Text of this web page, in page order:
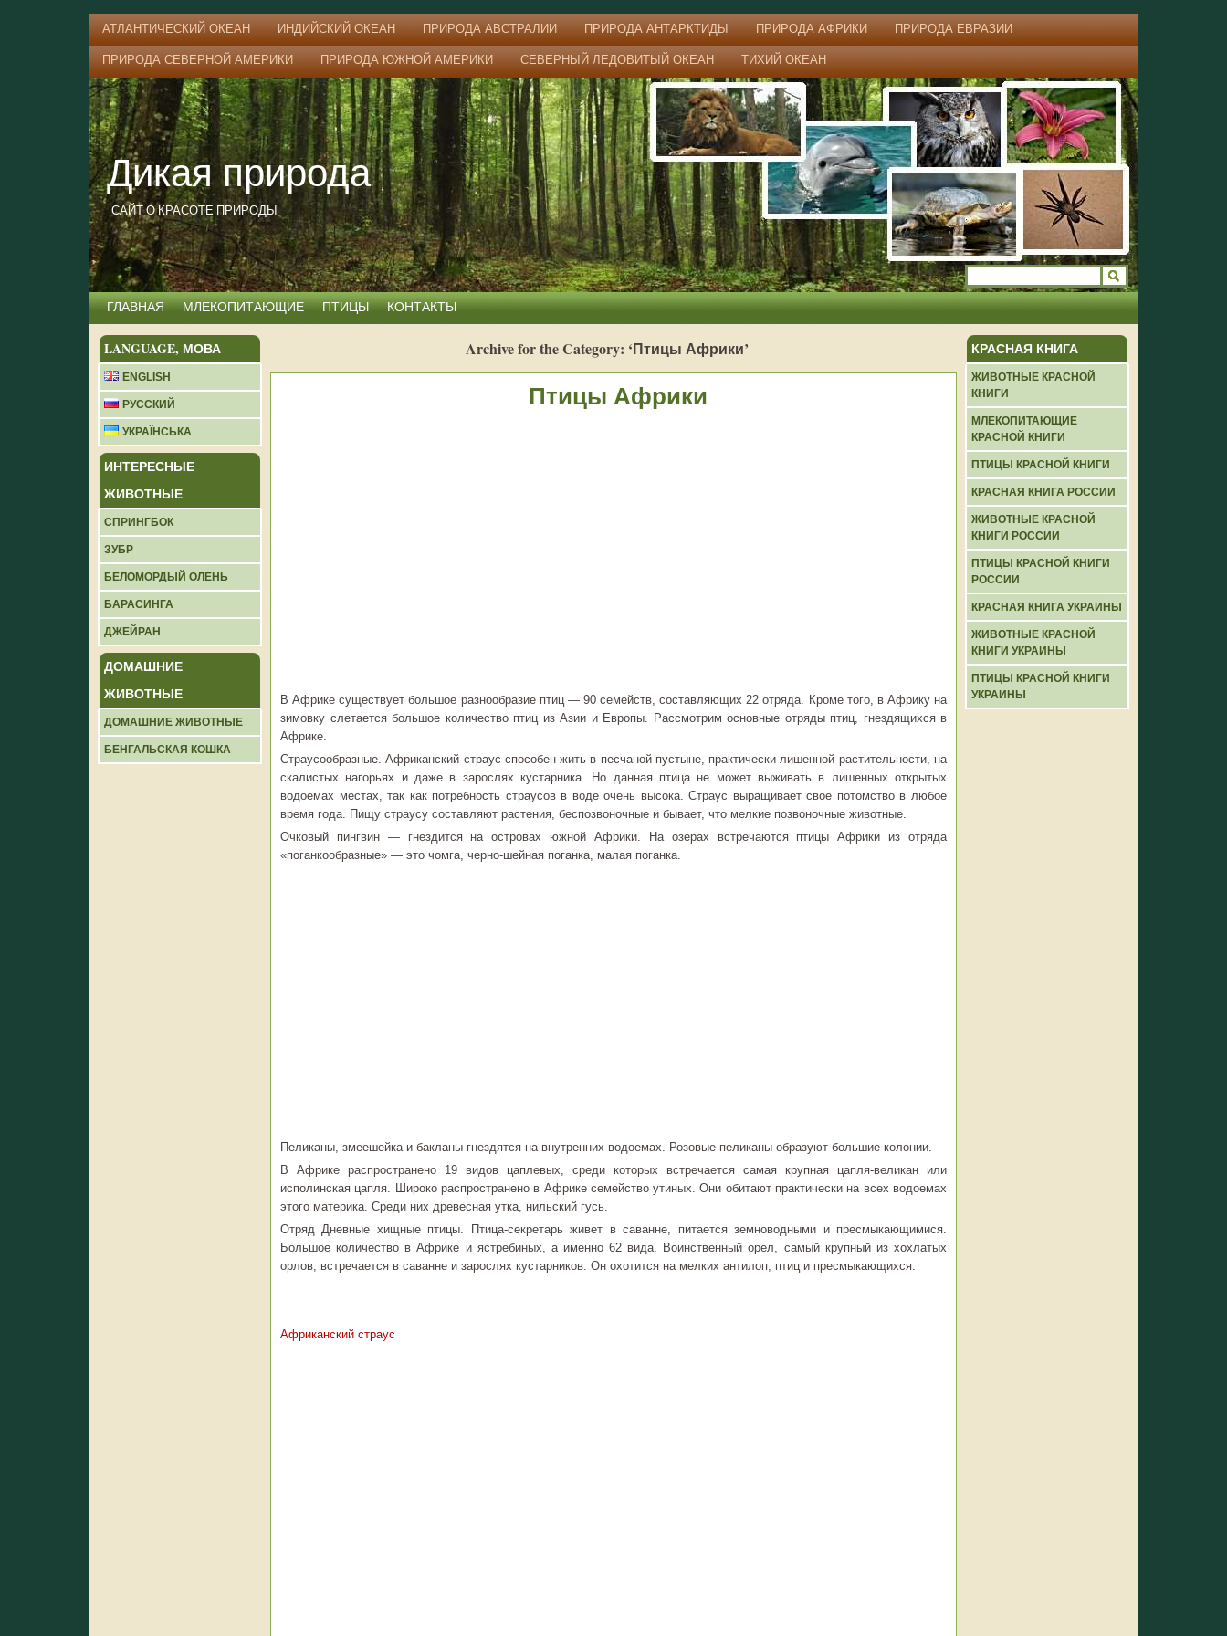
АТЛАНТИЧЕСКИЙ ОКЕАН ИНДИЙСКИЙ ОКЕАН ПРИРОДА АВСТРАЛИИ ПРИРОДА АНТАРКТИДЫ ПРИРОДА АФРИКИ ПРИРОДА ЕВРАЗИИ
ПРИРОДА СЕВЕРНОЙ АМЕРИКИ ПРИРОДА ЮЖНОЙ АМЕРИКИ СЕВЕРНЫЙ ЛЕДОВИТЫЙ ОКЕАН ТИХИЙ ОКЕАН
Дикая природа
САЙТ О КРАСОТЕ ПРИРОДЫ
ГЛАВНАЯ МЛЕКОПИТАЮЩИЕ ПТИЦЫ КОНТАКТЫ
LANGUAGE, МОВА
ENGLISH
РУССКИЙ
УКРАЇНСЬКА
ИНТЕРЕСНЫЕ
ЖИВОТНЫЕ
СПРИНГБОК
ЗУБР
БЕЛОМОРДЫЙ ОЛЕНЬ
БАРАСИНГА
ДЖЕЙРАН
ДОМАШНИЕ
ЖИВОТНЫЕ
ДОМАШНИЕ ЖИВОТНЫЕ
БЕНГАЛЬСКАЯ КОШКА
КРАСНАЯ КНИГА
ЖИВОТНЫЕ КРАСНОЙ
КНИГИ
МЛЕКОПИТАЮЩИЕ
КРАСНОЙ КНИГИ
ПТИЦЫ КРАСНОЙ КНИГИ
КРАСНАЯ КНИГА РОССИИ
ЖИВОТНЫЕ КРАСНОЙ
КНИГИ РОССИИ
ПТИЦЫ КРАСНОЙ КНИГИ
РОССИИ
КРАСНАЯ КНИГА УКРАИНЫ
ЖИВОТНЫЕ КРАСНОЙ
КНИГИ УКРАИНЫ
ПТИЦЫ КРАСНОЙ КНИГИ
УКРАИНЫ
Archive for the Category: ‘Птицы Африки’
Птицы Африки
В Африке существует большое разнообразие птиц — 90 семейств, составляющих 22 отряда. Кроме того, в Африку на
зимовку слетается большое количество птиц из Азии и Европы. Рассмотрим основные отряды птиц, гнездящихся в
Африке.
Страусообразные. Африканский страус способен жить в песчаной пустыне, практически лишенной растительности, на
скалистых нагорьях и даже в зарослях кустарника. Но данная птица не может выживать в лишенных открытых
водоемах местах, так как потребность страусов в воде очень высока. Страус выращивает свое потомство в любое
время года. Пищу страусу составляют растения, беспозвоночные и бывает, что мелкие позвоночные животные.
Очковый пингвин — гнездится на островах южной Африки. На озерах встречаются птицы Африки из отряда
«поганкообразные» — это чомга, черно-шейная поганка, малая поганка.
Пеликаны, змеешейка и бакланы гнездятся на внутренних водоемах. Розовые пеликаны образуют большие колонии.
В Африке распространено 19 видов цаплевых, среди которых встречается самая крупная цапля-великан или
исполинская цапля. Широко распространено в Африке семейство утиных. Они обитают практически на всех водоемах
этого материка. Среди них древесная утка, нильский гусь.
Отряд Дневные хищные птицы. Птица-секретарь живет в саванне, питается земноводными и пресмыкающимися.
Большое количество в Африке и ястребиных, а именно 62 вида. Воинственный орел, самый крупный из хохлатых
орлов, встречается в саванне и зарослях кустарников. Он охотится на мелких антилоп, птиц и пресмыкающихся.
Африканский страус